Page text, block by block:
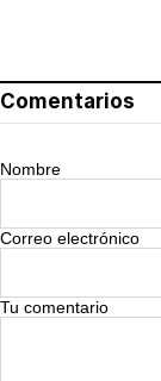
Comentarios
Nombre
Correo electrónico
Tu comentario